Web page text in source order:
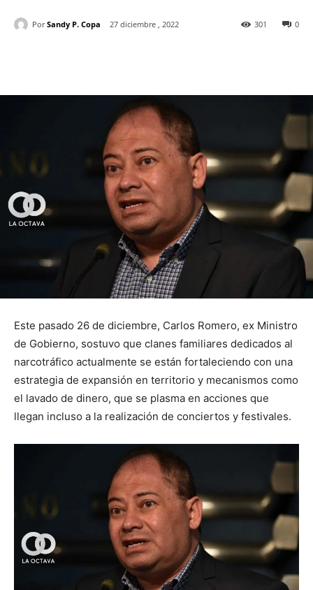
Por Sandy P. Copa 27 diciembre , 2022 0
301
Este pasado 26 de diciembre, Carlos Romero, ex Ministro
de Gobierno, sostuvo que clanes familiares dedicados al
narcotráfico actualmente se están fortaleciendo con una
estrategia de expansión en territorio y mecanismos como
el lavado de dinero, que se plasma en acciones que
llegan incluso a la realización de conciertos y festivales.